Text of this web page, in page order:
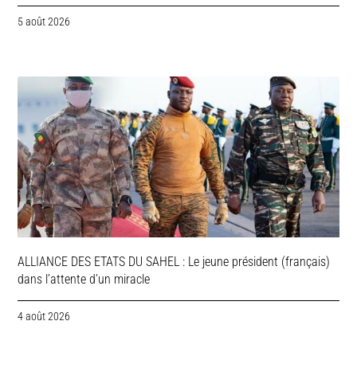
5 août 2026
ALLIANCE DES ETATS DU SAHEL : Le jeune président (français)
dans l’attente d’un miracle
4 août 2026